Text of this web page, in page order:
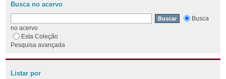
Busca no acervo
Busca
no acervo
Esta Coleção
Pesquisa avançada
Listar por